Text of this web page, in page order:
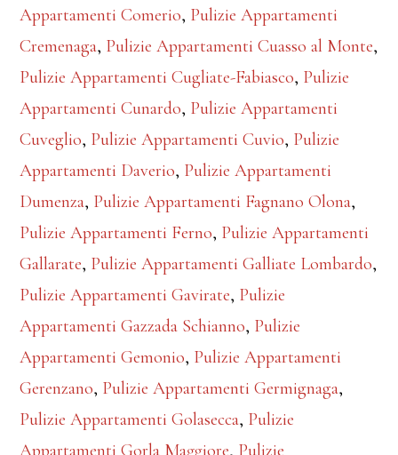
Appartamenti Comerio, Pulizie Appartamenti
Cremenaga, Pulizie Appartamenti Cuasso al Monte,
Pulizie Appartamenti Cugliate-Fabiasco, Pulizie
Appartamenti Cunardo, Pulizie Appartamenti
Cuveglio, Pulizie Appartamenti Cuvio, Pulizie
Appartamenti Daverio, Pulizie Appartamenti
Dumenza, Pulizie Appartamenti Fagnano Olona,
Pulizie Appartamenti Ferno, Pulizie Appartamenti
Gallarate, Pulizie Appartamenti Galliate Lombardo,
Pulizie Appartamenti Gavirate, Pulizie
Appartamenti Gazzada Schianno, Pulizie
Appartamenti Gemonio, Pulizie Appartamenti
Gerenzano, Pulizie Appartamenti Germignaga,
Pulizie Appartamenti Golasecca, Pulizie
Appartamenti Gorla Maggiore, Pulizie